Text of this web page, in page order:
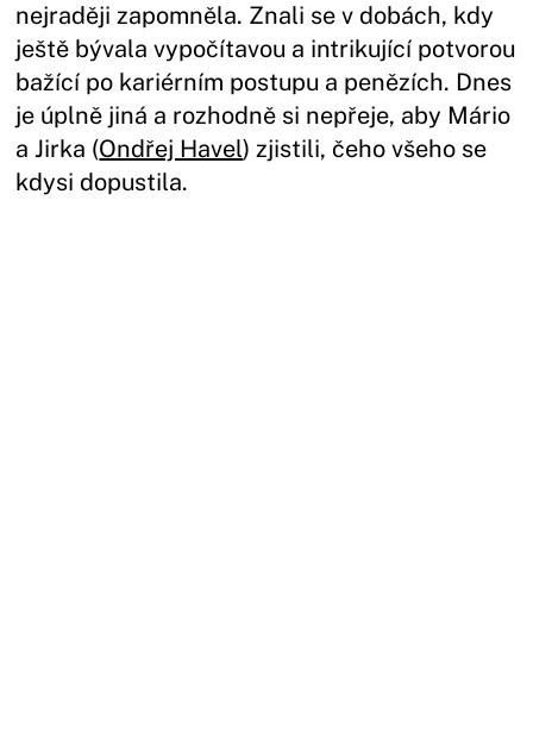
nejraději zapomněla. Znali se v dobách, kdy
ještě bývala vypočítavou a intrikující potvorou
bažící po kariérním postupu a penězích. Dnes
je úplně jiná a rozhodně si nepřeje, aby Mário
a Jirka (Ondřej Havel) zjistili, čeho všeho se
kdysi dopustila.